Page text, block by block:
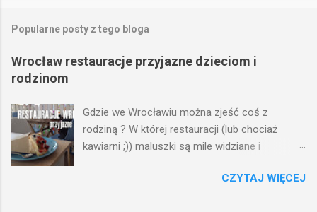
Popularne posty z tego bloga
Wrocław restauracje przyjazne dzieciom i
rodzinom
Gdzie we Wrocławiu można zjeść coś z
rodziną ? W której restauracji (lub chociaż
kawiarni ;)) maluszki są mile widziane i
krzesełko do karmienia, przewijak lub dziecięce
menu ?
CZYTAJ WIĘCEJ